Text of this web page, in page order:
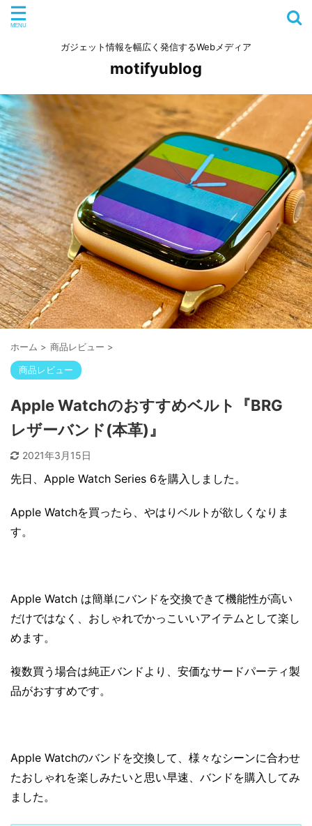
ガジェット情報を幅広く発信するWebメディア
motifyublog
ホーム > 商品レビュー >
商品レビュー
Apple Watchのおすすめベルト『BRG
レザーバンド(本革)』
2021年3月15日
先日、Apple Watch Series 6を購入しました。
Apple Watchを買ったら、やはりベルトが欲しくなりま
す。
Apple Watch は簡単にバンドを交換できて機能性が高い
だけではなく、おしゃれでかっこいいアイテムとして楽し
めます。
複数買う場合は純正バンドより、安価なサードパーティ製
品がおすすめです。
Apple Watchのバンドを交換して、様々なシーンに合わせ
たおしゃれを楽しみたいと思い早速、バンドを購入してみ
ました。